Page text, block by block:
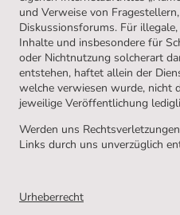
und Verweise von
Diskussionsforums. Für
Inhalte und insbesondere für
oder Nichtnutzung solcherart
entstehen, haftet allein der
welche verwiesen wurde, nicht
jeweilige Veröffentlichung
Werden uns
Links durch uns unverzüglich
Urheberrecht